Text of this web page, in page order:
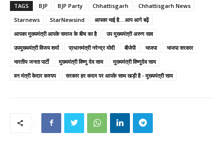
TAGS BJP BJP Party Chhattisgarh
Chhattisgarh News
Starnews
StarNewsind
आपका भाई है....आप आगे बढ़ें
आपका मुख्यमंत्री आपके समाज के बीच का है
उप मुख्यमंत्री अरुण साव
उपमुख्यमंत्री विजय शर्मा
प्रधानमंत्री नरेन्‍द्र मोदी बीजेपी भाजपा
भाजपा सरकार
भारतीय जनता पार्टी
मुख्यमंत्री विष्णु देव साय
मुख्यमंत्री विष्णुदेव साय
वन मंत्री केदार कश्यप
सरकार हर कदम पर आपके साथ खड़ी है - मुख्यमंत्री साय